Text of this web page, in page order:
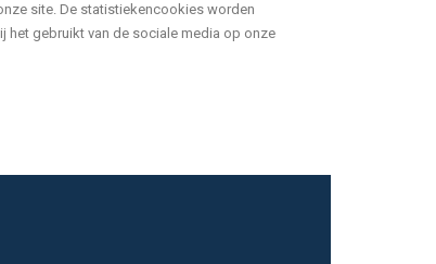
site. De statistiekencookies worden
het gebruikt van de sociale media op onze